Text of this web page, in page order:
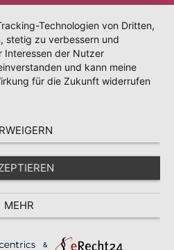
Technologien von Dritten,
stetig zu verbessern und
Interessen der Nutzer
und kann meine
für die Zukunft widerrufen
MEHR
&